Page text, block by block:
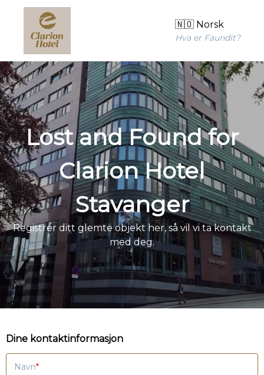
🇳🇴 Norsk
Hva er Faundit?
Lost and Found for
Clarion Hotel
Stavanger
Registrer ditt glemte objekt her, så vil vi ta kontakt
med deg.
Dine kontaktinformasjon
Navn